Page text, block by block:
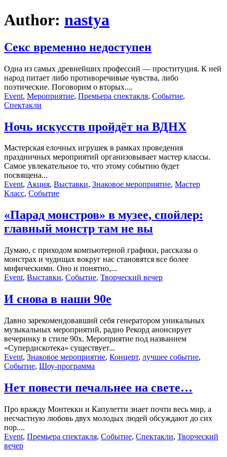
Author: nastya
Секс временно недоступен
Одна из самых древнейших профессий — проституция. К ней
народ питает либо противоречивые чувства, либо
поэтические. Поговорим о вторых....
Event, Мероприятие, Премьера спектакля, Событие,
Спектакли
Ночь искусств пройдёт на ВДНХ
Мастерская елочных игрушек в рамках проведения
праздничных мероприятий организовывает мастер классы.
Самое увлекательное то, что этому событию будет
посвящена...
Event, Акция, Выставки, Знаковое мероприятие, Мастер
Класс, Событие
«Парад монстров» в музее, спойлер:
главный монстр там не вы
Думаю, с приходом компьютерной графики, рассказы о
монстрах и чудищах вокруг нас становятся все более
мифическими. Оно и понятно,...
Event, Выставки, Событие, Творческий вечер
И снова в наши 90е
Давно зарекомендовавший себя генератором уникальных
музыкальных мероприятий, радио Рекорд анонсирует
вечеринку в стиле 90х. Мероприятие под названием
«Супердискотека» существует...
Event, Знаковое мероприятие, Концерт, лучшее событие,
Событие, Шоу-программа
Нет повести печальнее на свете…
Про вражду Монтекки и Капулетти знает почти весь мир, а
несчастную любовь двух молодых людей обсуждают до сих
пор....
Event, Премьера спектакля, Событие, Спектакли, Творческий
вечер